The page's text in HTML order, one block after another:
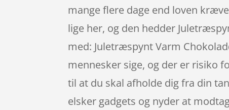
mange flere dage end loven
lige her, og den hedder
med: Juletræspynt Varm
mennesker sige, og der er risiko
til at du skal afholde dig fra din
elsker gadgets og nyder at